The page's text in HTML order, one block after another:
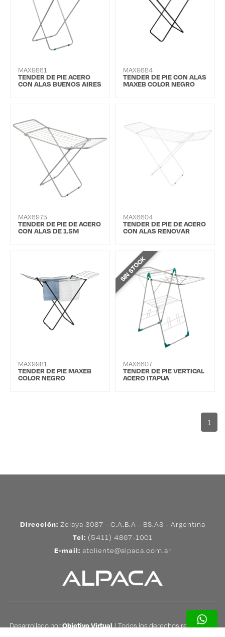
MAX9861
TENDER DE PIE ACERO
CON ALAS BUENOS AIRES
MAX9684
TENDER DE PIE CON ALAS
MAXEB COLOR NEGRO
MAX6975
TENDER DE PIE DE ACERO
CON ALAS DE 1.5M
MAX6604
TENDER DE PIE DE ACERO
CON ALAS RENOVAR
MAX9981
TENDER DE PIE MAXEB
COLOR NEGRO
SIN STOCK
MAX6607
TENDER DE PIE VERTICAL
ACERO ITAPUA
1
Dirección: Zelaya 3087 - C.A.B.A - BS.AS - Argentina
Tel: (5411) 4867-1001
E-mail: atcliente@alpaca.com.ar
Desarrollado porObjetivo Virtual / Todos los derechos reservados